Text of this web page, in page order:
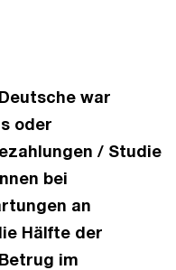
war
oder
/ Studie
bei
an
Hälfte der
im